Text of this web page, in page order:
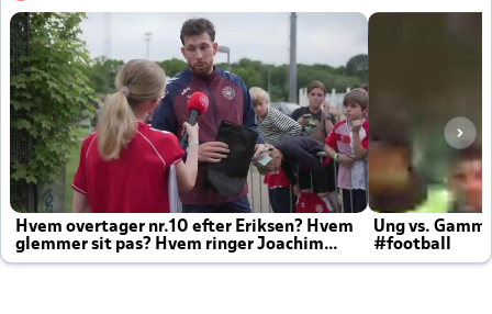
Hvem overtager nr.10 efter Eriksen? Hvem
glemmer sit pas? Hvem ringer Joachim
altid til efter kampe?
Ung vs.
#football